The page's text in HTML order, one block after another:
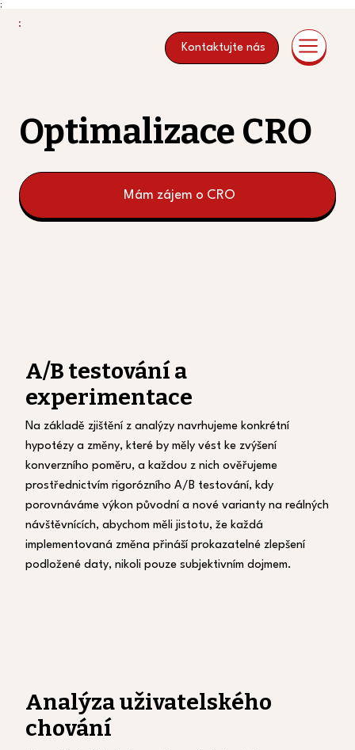
;
Kontaktujte nás
Optimalizace CRO
Mám zájem o CRO
A/B testování a
experimentace
Na základě zjištění z analýzy navrhujeme konkrétní
hypotézy a změny, které by měly vést ke zvýšení
konverzního poměru, a každou z nich ověřujeme
prostřednictvím rigorózního A/B testování, kdy
porovnáváme výkon původní a nové varianty na reálných
návštěvnících, abychom měli jistotu, že každá
implementovaná změna přináší prokazatelné zlepšení
podložené daty, nikoli pouze subjektivním dojmem.
Analýza uživatelského
chování